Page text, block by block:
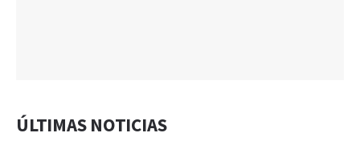
ÚLTIMAS NOTICIAS